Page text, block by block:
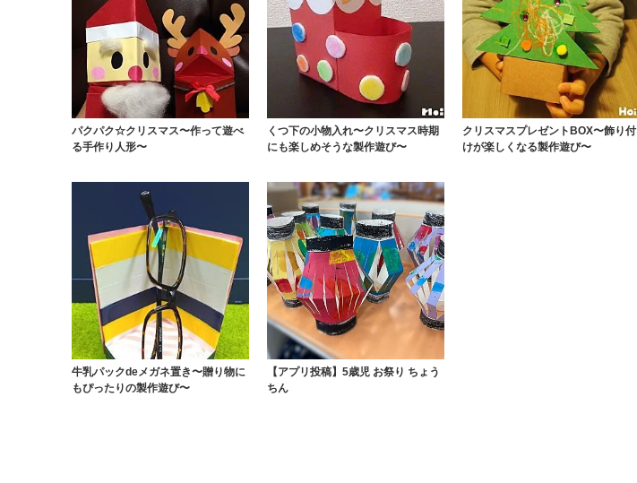
パクパク☆クリスマス〜作って遊べ
る手作り人形〜
くつ下の小物入れ〜クリスマス時期
にも楽しめそうな製作遊び〜
クリスマスプレゼントBOX〜飾り付
けが楽しくなる製作遊び〜
牛乳パックdeメガネ置き〜贈り物に
もぴったりの製作遊び〜
【アプリ投稿】5歳児 お祭り ちょう
ちん